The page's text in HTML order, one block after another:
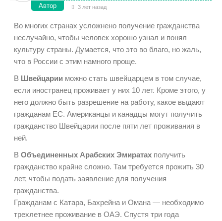
Автор 3 лет назад
Во многих странах усложнено получение гражданства
неслучайно, чтобы человек хорошо узнал и понял
культуру страны. Думается, что это во благо, но жаль,
что в России с этим намного проще.
В Швейцарии можно стать швейцарцем в том случае,
если иностранец проживает у них 10 лет. Кроме этого, у
него должно быть разрешение на работу, какое выдают
гражданам ЕС. Американцы и канадцы могут получить
гражданство Швейцарии после пяти лет проживания в
ней.
В Объединенных Арабских Эмиратах получить
гражданство крайне сложно. Там требуется прожить 30
лет, чтобы подать заявление для получения
гражданства.
Гражданам с Катара, Бахрейна и Омана — необходимо
трехлетнее проживание в ОАЭ. Спустя три года